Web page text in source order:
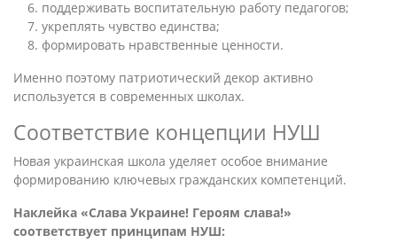
поддерживать воспитательную работу педагогов;
укреплять чувство единства;
формировать нравственные ценности.
Именно поэтому патриотический декор активно
используется в современных школах.
Соответствие концепции НУШ
Новая украинская школа уделяет особое внимание
формированию ключевых гражданских компетенций.
Наклейка «Слава Украине! Героям слава!»
соответствует принципам НУШ: